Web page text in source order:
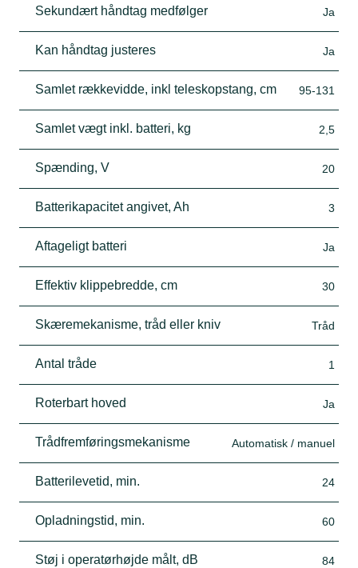
Sekundært håndtag medfølger Ja
Kan håndtag justeres Ja
Samlet rækkevidde, inkl teleskopstang, cm 95-131
Samlet vægt inkl. batteri, kg 2,5
Spænding, V 20
Batterikapacitet angivet, Ah 3
Aftageligt batteri Ja
Effektiv klippebredde, cm 30
Skæremekanisme, tråd eller kniv Tråd
Antal tråde 1
Roterbart hoved Ja
Trådfremføringsmekanisme Automatisk / manuel
Batterilevetid, min. 24
Opladningstid, min. 60
Støj i operatørhøjde målt, dB 84